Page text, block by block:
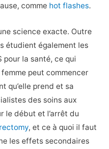
comme hot flashes.
science exacte. Outre
étudient également les
pour la santé, ce qui
peut commencer
qu’elle prend et sa
des soins aux
le début et l’arrêt du
, et ce à quoi il faut
les effets secondaires